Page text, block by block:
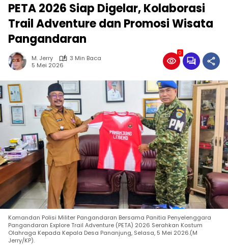
PETA 2026 Siap Digelar, Kolaborasi
Trail Adventure dan Promosi Wisata
Pangandaran
M. Jerry
3 Min Baca
5 Mei 2026
0
Komandan Polisi Militer Pangandaran Bersama Panitia Penyelenggara
Pangandaran Explore Trail Adventure (PETA) 2026 Serahkan Kostum
Olahraga Kepada Kepala Desa Pananjung, Selasa, 5 Mei 2026.(M
Jerry/KP).